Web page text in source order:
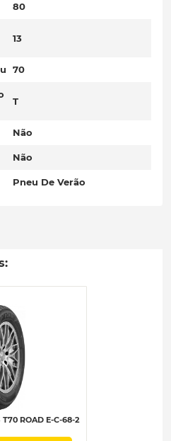
80
13
70
T
Não
Não
Pneu De Verão
T70 ROAD E-C-68-2